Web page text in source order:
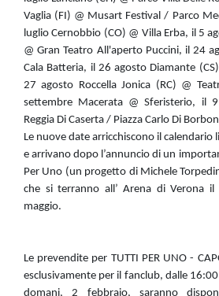
Vaglia (FI) @ Musart Festival / Parco
luglio Cernobbio (CO) @ Villa Erba, il 5
@ Gran Teatro All'aperto Puccini, il 24
Cala Batteria, il 26 agosto Diamante
27 agosto Roccella Jonica (RC) @
settembre Macerata @ Sferisterio, il
Reggia Di Caserta / Piazza Carlo Di
Le nuove date arricchiscono il calendario
e arrivano dopo l’annuncio di un
Per Uno (un progetto di Michele
che si terranno all’ Arena di Verona
maggio.
Le prevendite per TUTTI PER UNO -
esclusivamente per il fanclub, dalle
domani, 2 febbraio, saranno